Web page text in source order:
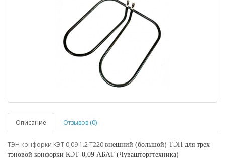
Описание Отзывов (0)
ТЭН конфорки КЭТ 0,09 1.2 Т220 внешний (большой) ТЭН для трех
тэновой конфорки КЭТ-0,09 АБАТ (Чувашторгтехника)